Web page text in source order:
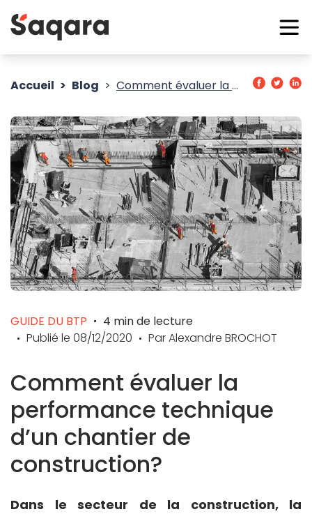
Accueil Blog Comment évaluer la performance technique d’un chantier de construction?
GUIDE DU BTP 4 min de lecture
Publié le 08/12/2020 ParAlexandre BROCHOT
Comment évaluer la
performance technique
d’un chantier de
construction?
Dans le secteur de la construction, la